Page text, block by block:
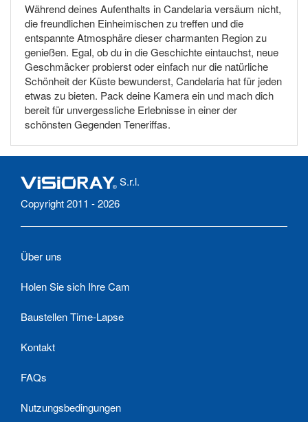
Während deines Aufenthalts in Candelaria versäum nicht,
die freundlichen Einheimischen zu treffen und die
entspannte Atmosphäre dieser charmanten Region zu
genießen. Egal, ob du in die Geschichte eintauchst, neue
Geschmäcker probierst oder einfach nur die natürliche
Schönheit der Küste bewunderst, Candelaria hat für jeden
etwas zu bieten. Pack deine Kamera ein und mach dich
bereit für unvergessliche Erlebnisse in einer der
schönsten Gegenden Teneriffas.
S.r.l.
Copyright 2011 - 2026
Über uns
Holen Sie sich Ihre Cam
Baustellen Time-Lapse
Kontakt
FAQs
Nutzungsbedingungen